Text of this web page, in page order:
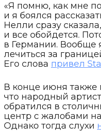
«Я помню, как мне
и я боялся
Нелли сразу
и все обойдется.
в Германии. Вообще
лечиться за
Его слова привел
В конце июня также
что народный
обратился в
центр с жалобами
Однако тогда слухи